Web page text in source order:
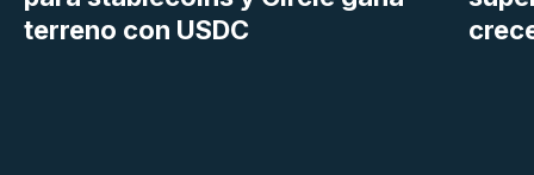
terreno con USDC